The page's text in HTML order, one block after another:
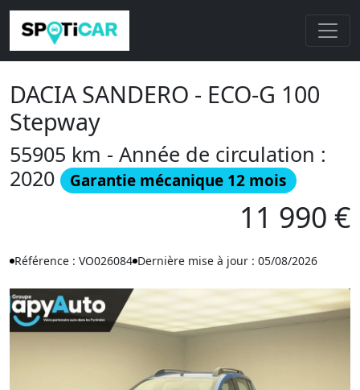
DACIA SANDERO - ECO-G 100
Stepway
55905 km - Année de circulation :
2020
Garantie mécanique 12 mois
11 990 €
Référence : VO026084 Dernière mise à jour : 05/08/2026